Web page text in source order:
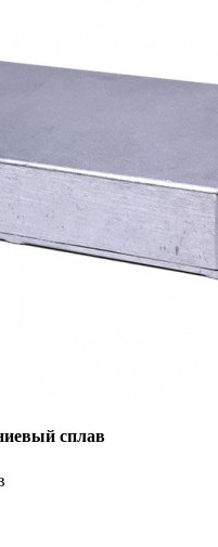
сплав